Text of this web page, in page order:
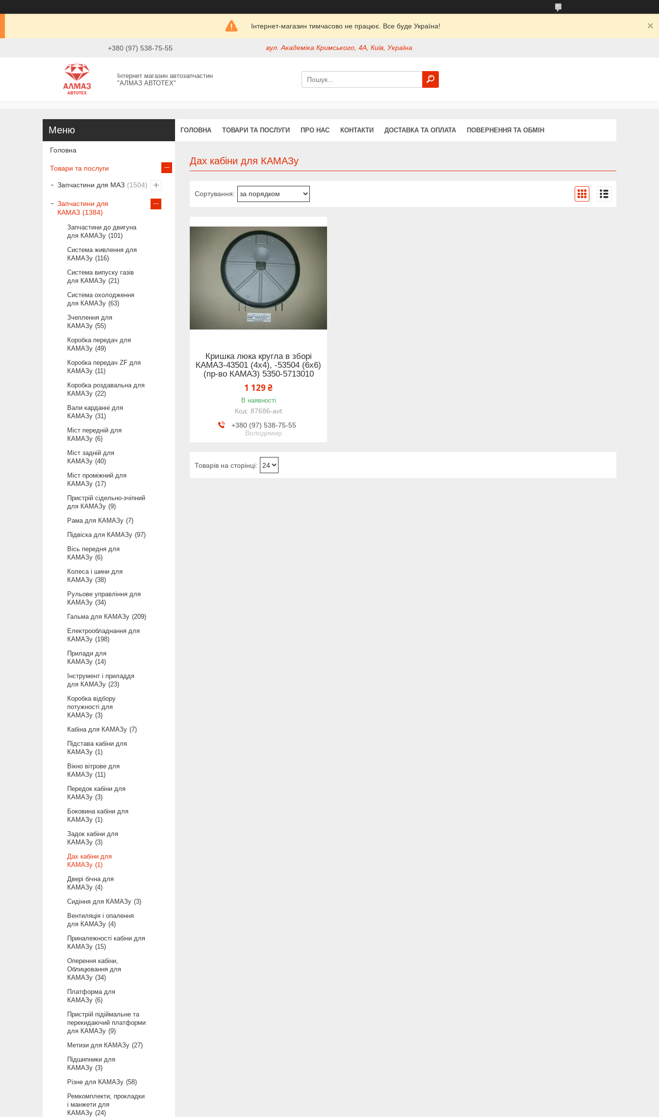
Інтернет-магазин тимчасово не працює. Все буде Україна!
+380 (97) 538-75-55 вул. Академіка Кримського, 4А, Київ, Україна
Інтернет магазин автозапчастин
"АЛМАЗ АВТОТЕХ"
ГОЛОВНА ТОВАРИ ТА ПОСЛУГИ ПРО НАС КОНТАКТИ ДОСТАВКА ТА ОПЛАТА ПОВЕРНЕННЯ ТА ОБМІН
Дах кабіни для КАМАЗу
Кришка люка кругла в зборі
КАМАЗ-43501 (4х4), -53504 (6х6)
(пр-во КАМАЗ) 5350-5713010
1 129 ₴
В наявності
87686-avt
+380 (97) 538-75-55
Володимир
Головна
Товари та послуги
Запчастини для МАЗ 1504
Запчастини для
КАМАЗ
1384
Запчастини до двигуна
для КАМАЗу
101
Система живлення для
КАМАЗу
116
Система випуску газів
для КАМАЗу
21
Система охолодження
для КАМАЗу 63
Зчеплення для
КАМАЗу 55
Коробка передач для
КАМАЗу 49
Коробка передач ZF для
КАМАЗу
11
Коробка роздавальна для
КАМАЗу
22
Вали карданні для
КАМАЗу 31
Міст передній для
КАМАЗу 6
Міст задній для
КАМАЗу 40
Міст проміжний для
КАМАЗу
17
Пристрій сідельно-зчіпний
для КАМАЗу 9
Рама для КАМАЗу 7
Підвіска для КАМАЗу 97
Вісь передня для
КАМАЗу 6
Колеса і шини для
КАМАЗу 38
Рульове управління для
КАМАЗу 34
Гальма для КАМАЗу
209
Електрообладнання для
КАМАЗу
198
Прилади для
КАМАЗу
14
Інструмент і приладдя
для КАМАЗу
23
Коробка відбору
потужності для
КАМАЗу 3
Кабіна для КАМАЗу 7
Підстава кабіни для
КАМАЗу
1
Вікно вітрове для
КАМАЗу
11
Передок кабіни для
КАМАЗу 3
Боковина кабіни для
КАМАЗу
1
Задок кабіни для
КАМАЗу 3
Дах кабіни для
КАМАЗу
1
Двері бічна для
КАМАЗу 4
Сидіння для КАМАЗу 3
Вентиляція і опалення
для КАМАЗу 4
Приналежності кабіни для
КАМАЗу
15
Оперення кабіни,
Облицювання для
КАМАЗу 34
Платформа для
КАМАЗу 6
Пристрій підіймальне та
перекидаючий платформи
для КАМАЗу 9
Метизи для КАМАЗу
27
Підшипники для
КАМАЗу 3
Різне для КАМАЗу 58
Ремкомплекти, прокладки
і манжети для
КАМАЗу
24